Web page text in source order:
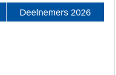
Deelnemers 2026